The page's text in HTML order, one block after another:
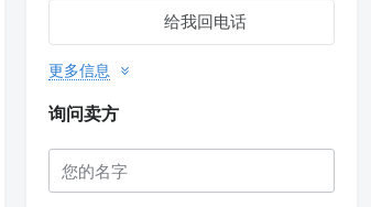
给我回电话
更多信息
询问卖方